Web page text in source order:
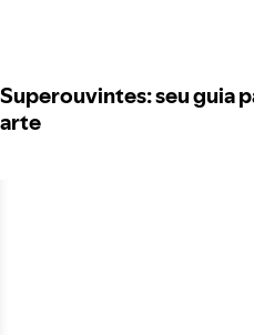
Superouvintes: seu guia
arte